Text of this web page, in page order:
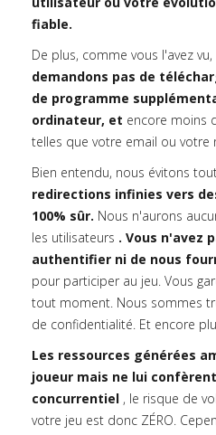
fiable.
De plus, comme vous l'avez vu,
demandons pas de
de programme
ordinateur, et encore moins
telles que votre email ou votre
Bien entendu, nous évitons
redirections infinies vers
100% sûr. Nous n'aurons
les utilisateurs . Vous n'avez
authentifier ni de nous
pour participer au jeu. Vous
tout moment. Nous sommes
de confidentialité. Et encore
Les ressources générées
joueur mais ne lui
concurrentiel , le risque de
votre jeu est donc ZÉRO.